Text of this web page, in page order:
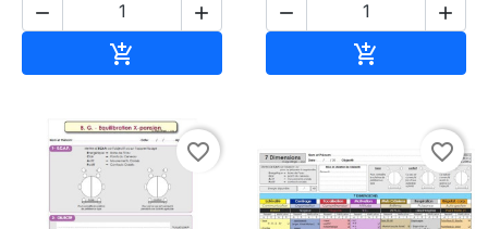
 

 

favorite_border favorite_border